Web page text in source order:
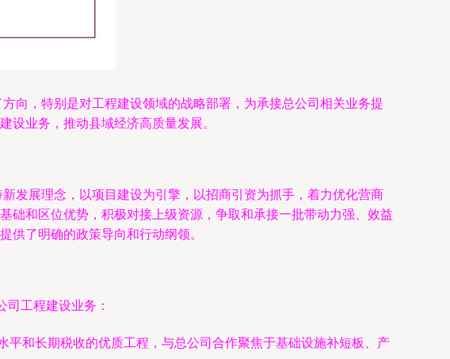
向，特别是对工程建设领域的战略部署，为承接总公司相关业务提
设业务，推动县域经济高质量发展。
发展理念，以项目建设为引擎，以招商引资为抓手，着力优化营商
础和区位优势，积极对接上级资源，争取和承接一批带动力强、效益
供了明确的政策导向和行动纲领。
工程建设业务：
和长期税收的优质工程，与总公司合作聚焦于基础设施补短板、产